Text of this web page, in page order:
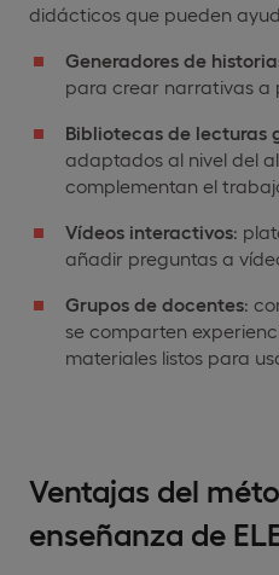
didácticos que pueden
Generadores de
para crear narrativas a
Bibliotecas de lecturas
adaptados al nivel del
complementan el
Vídeos interactivos:
añadir preguntas a
Grupos de docentes:
se comparten
materiales listos para
Ventajas del
enseñanza de